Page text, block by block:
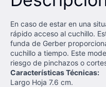
En caso de estar en una
rápido acceso al cuchillo.
funda de Gerber
cuchillo a tiempo. Este
riesgo de pinchazos o
Características Técnicas:
Largo Hoja 7.6 cm.